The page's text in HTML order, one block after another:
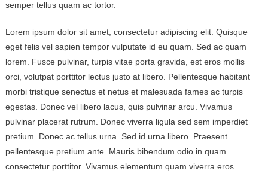
semper tellus quam ac tortor.
Lorem ipsum dolor sit amet, consectetur adipiscing elit. Quisque
eget felis vel sapien tempor vulputate id eu quam. Sed ac quam
lorem. Fusce pulvinar, turpis vitae porta gravida, est eros mollis
orci, volutpat porttitor lectus justo at libero. Pellentesque habitant
morbi tristique senectus et netus et malesuada fames ac turpis
egestas. Donec vel libero lacus, quis pulvinar arcu. Vivamus
pulvinar placerat rutrum. Donec viverra ligula sed sem imperdiet
pretium. Donec ac tellus urna. Sed id urna libero. Praesent
pellentesque pretium ante. Mauris bibendum odio in quam
consectetur porttitor. Vivamus elementum quam viverra eros